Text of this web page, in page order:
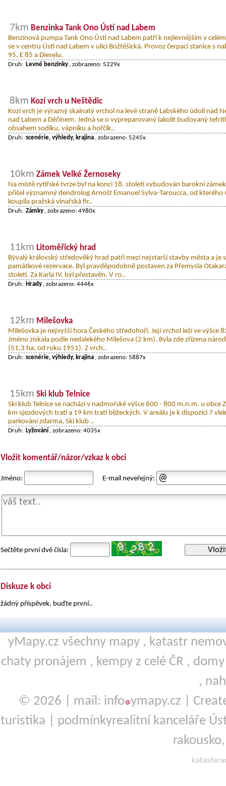
7km Benzinka Tank Ono Ústí nad Labem
Benzínová pumpa Tank Ono Ústí nad Labem patří k nejlevnějším v
se v centru Ústí nad Labem v ulici Božtěšická. Provoz čerpací stanice s
95, E 85 a Dieselu.
Druh: Levné benzinky , zobrazeno: 5229x
8km Kozí vrch u Neštědic
Kozí vrch je výrazný skalnatý vrchol na levé straně Labského údolí nad
nad Labem a Děčínem. Jedná se o vypreparovaný lakolit budovaný
obsahem sodíku, vápníku a hořčík..
Druh: scenérie, výhledy, krajina , zobrazeno: 5245x
10km Zámek Velké Žernoseky
Na místě rytířské tvrze byl na konci 18. století vybudován barokní
přišel významný dendrolog Arnošt Emanuel Sylva-Taroucca, od kterého
koupila pražská vinařská fir..
Druh: Zámky , zobrazeno: 4980x
11km Litoměřický hrad
Bývalý královský středověký hrad patří mezi nejstarší stavby města a je
památkové rezervace. Byl pravděpodobně postaven za Přemysla
století. Za Karla IV. byl přestavěn. V ro..
Druh: Hrady , zobrazeno: 4446x
12km Milešovka
Milešovka je nejvyšší hora Českého středohoří. Její vrchol leží ve výšce
Jméno získala podle nedalekého Milešova (2 km). Byla zde zřízena
(51,3 ha, od roku 1951). Z vrch..
Druh: scenérie, výhledy, krajina , zobrazeno: 5887x
15km Ski klub Telnice
Ski klub Telnice se nachází v nadmořské výšce 600 - 800 m.n.m. u obce
km sjezdových tratí a 19 km tratí běžeckých. V areálu je k dispozici 7
parkování zdarma, Ski klub ..
Druh: Lyžování , zobrazeno: 4035x
Vložit komentář/názor/vzkaz k obci
Jméno: E-mail neveřejný:
Sečtěte první dvě čísla:
Diskuze k obci
žádný příspěvek, buďte první..
yMapy.cz všechny mapy , katastr
chaty pronájem , kempy z celé ČR ,
,
© 2026 | mail: info ymapy.cz |
turistika
podmínkyrealitní kanceláře
rakousko